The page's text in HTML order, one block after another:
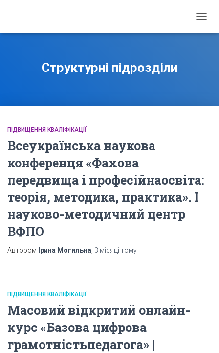
Структурні підрозділи
ПІДВИЩЕННЯ КВАЛІФІКАЦІЇ
Всеукраїнська наукова
конференця «Фахова
передвища і професійнаосвіта:
теорія, методика, практика». І
науково-методичний центр
ВФПО
Автором Ірина Могильна 3 місяці тому
ПІДВИЩЕННЯ КВАЛІФІКАЦІЇ
Масовий відкритий онлайн-
курс «Базова цифрова
грамотністьпедагога» |